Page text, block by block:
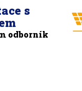
s
odborník